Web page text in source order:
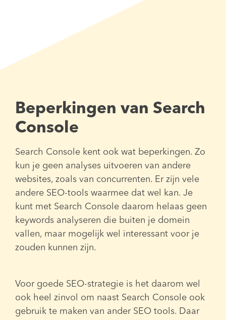
Beperkingen van Search
Console
Search Console kent ook wat beperkingen. Zo
kun je geen analyses uitvoeren van andere
websites, zoals van concurrenten. Er zijn vele
andere SEO-tools waarmee dat wel kan. Je
kunt met Search Console daarom helaas geen
keywords analyseren die buiten je domein
vallen, maar mogelijk wel interessant voor je
zouden kunnen zijn.
Voor goede SEO-strategie is het daarom wel
ook heel zinvol om naast Search Console ook
gebruik te maken van ander SEO tools. Daar